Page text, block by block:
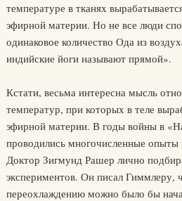
температуре в тканях
эфирной материи. Но не все люди
одинаковое количество Ода из
индийские йоги называют прямой».
Кстати, весьма интересна мысль
температур, при которых в теле
эфирной материи. В годы войны в
проводились многочисленные
Доктор Зигмунд Рашер лично
экспериментов. Он писал Гиммлеру,
переохлаждению можно было бы